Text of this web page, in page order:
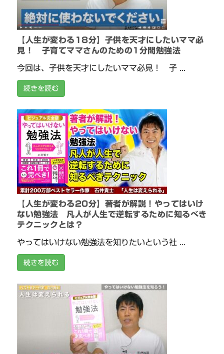
【人生が変わる18分】子供を天才にしたいママ必
見！ 子育てママさんのための1分間勉強法
今回は、子供を天才にしたいママ必見！ 子 ...
続きを読む
【人生が変わる20分】著者が解説！やってはいけ
ない勉強法 凡人が人生で逆転するために知るべき
テクニックとは？
やってはいけない勉強法を知りたいという社 ...
続きを読む